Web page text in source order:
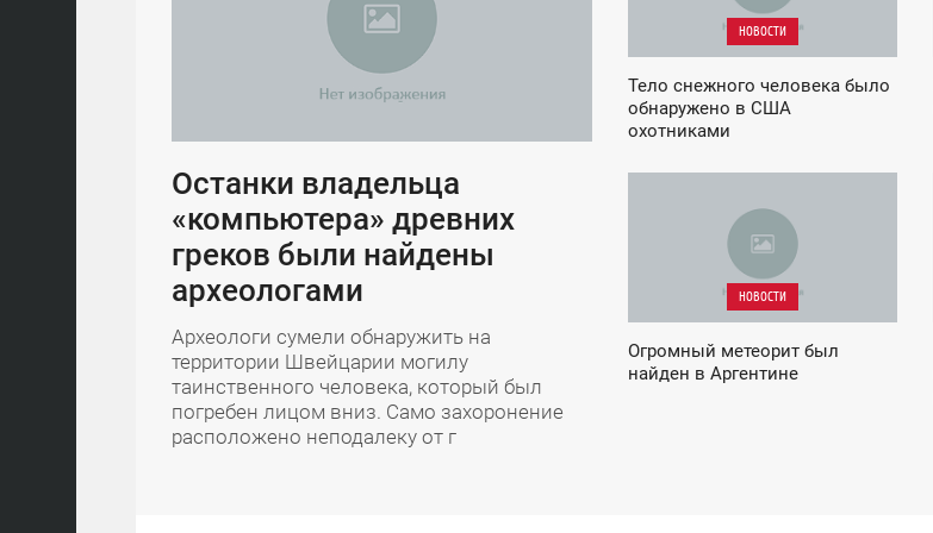
Останки владельца
«компьютера» древних
греков были найдены
археологами
Археологи сумели обнаружить на
территории Швейцарии могилу
таинственного человека, который был
погребен лицом вниз. Само захоронение
расположено неподалеку от г
НОВОСТИ
Тело снежного человека было
обнаружено в США
охотниками
НОВОСТИ
Огромный метеорит был
найден в Аргентине